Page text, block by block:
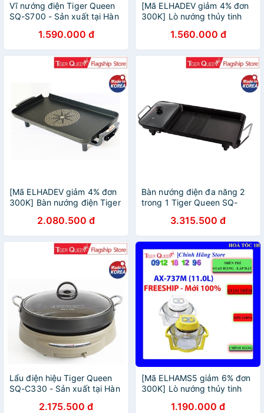
Vĩ nướng điện Tiger Queen
SQ-S700 - Sản xuất tại Hàn
1.590.000 đ
[Mã ELHADEV giảm 4% đơn
300K] Lò nướng thủy tinh
787MHV (11.0L) - Hàng
chính hãng
1.560.000 đ
[Mã ELHADEV giảm 4% đơn
300K] Bàn nướng điện Tiger
chính hãng2.080.500 đ
Bàn nướng điện đa năng 2
trong 1 Tiger Queen SQ-
3.315.500 đ
Lẩu điện hiệu Tiger Queen
SQ-C330 - Sản xuất tại Hàn
2.175.500 đ
[Mã ELHAMS5 giảm 6% đơn
300K] Lò nướng thủy tinh
1.190.000 đ